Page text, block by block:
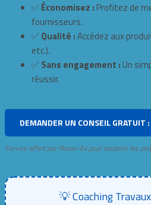
✅ Économisez : Profitez de
fournisseurs.
✅ Qualité :Accédez aux
etc.).
✅ Sans engagement : Un
réussir.
DEMANDER UN CONSEIL
Service offert par Renov-Ex pour soutenir les
💡 Coaching